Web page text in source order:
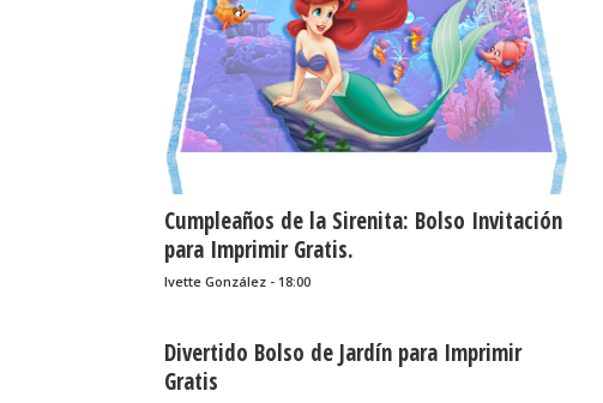
Cumpleaños de la Sirenita: Bolso Invitación
para Imprimir Gratis.
Ivette González - 18:00
Divertido Bolso de Jardín para Imprimir
Gratis